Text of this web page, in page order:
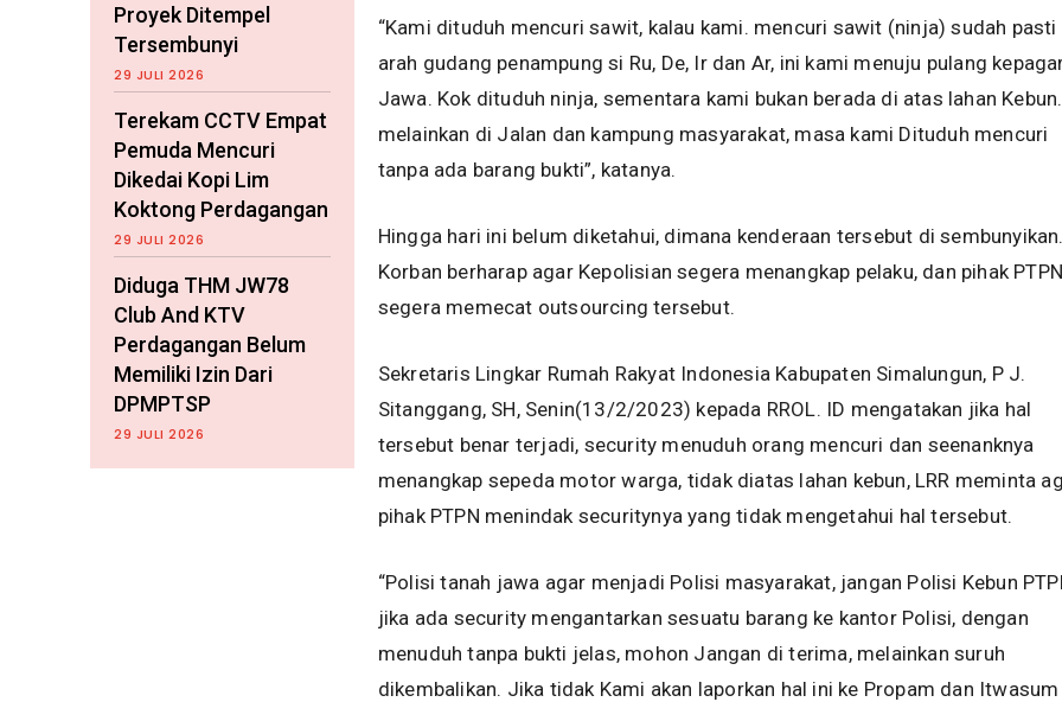
Proyek Ditempel
Tersembunyi
29 JULI 2026
Terekam CCTV Empat
Pemuda Mencuri
Dikedai Kopi Lim
Koktong Perdagangan
29 JULI 2026
Diduga THM JW78
Club And KTV
Perdagangan Belum
Memiliki Izin Dari
DPMPTSP
29 JULI 2026
“Kami dituduh mencuri sawit, kalau kami. mencuri sawit (ninja) sudah pasti
arah gudang penampung si Ru, De, Ir dan Ar, ini kami menuju pulang
Jawa. Kok dituduh ninja, sementara kami bukan berada di atas lahan Kebun.
melainkan di Jalan dan kampung masyarakat, masa kami Dituduh mencuri
tanpa ada barang bukti”, katanya.
Hingga hari ini belum diketahui, dimana kenderaan tersebut di sembunyikan.
Korban berharap agar Kepolisian segera menangkap pelaku, dan pihak
segera memecat outsourcing tersebut.
Sekretaris Lingkar Rumah Rakyat Indonesia Kabupaten Simalungun, P J.
Sitanggang, SH, Senin(13/2/2023) kepada RROL. ID mengatakan jika hal
tersebut benar terjadi, security menuduh orang mencuri dan seenanknya
menangkap sepeda motor warga, tidak diatas lahan kebun, LRR meminta
pihak PTPN menindak securitynya yang tidak mengetahui hal tersebut.
“Polisi tanah jawa agar menjadi Polisi masyarakat, jangan Polisi Kebun
jika ada security mengantarkan sesuatu barang ke kantor Polisi, dengan
menuduh tanpa bukti jelas, mohon Jangan di terima, melainkan suruh
dikembalikan. Jika tidak Kami akan laporkan hal ini ke Propam dan Itwasum